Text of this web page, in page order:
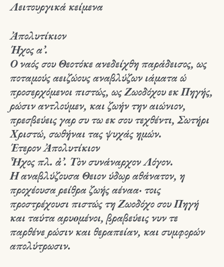
Λειτουργικά κείμενα
Ἀπολυτίκιον
Ήχος α’.
Ο ναός σου Θεοτόκε ανεδείχθη παράδεισος, ως
ποταμούς αειζώους αναβλύζων ιάματα ώ
προσερχόμενοι πιστώς, ως Ζωοδόχου εκ Πηγής,
ρώσιν αντλούμεν, και ζωήν την αιώνιον,
πρεσβεύεις γαρ συ τω εκ σου τεχθέντι, Σωτήρι
Χριστώ, σωθήναι τας ψυχάς ημών.
Έτερον Ἀπολυτίκιον
Ἦχος πλ. ἀ’. Τὸν συνάναρχον Λόγον.
Η αναβλύζουσα Θειον ύδωρ αθάνατον, η
προχέουσα ρείθρα ζωής αέναα· τοις
προστρέχουσι πιστώς τη Ζωοδόχο σου Πηγή
και ταύτα αρυoμένοι, βραβεύεις νυν τε
παρθένε ρώσιν και θεραπείαν, και συμφορών
απολύτρωσιν.